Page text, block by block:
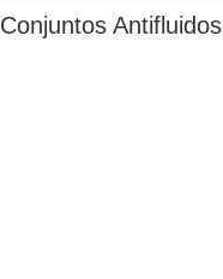
Conjuntos Antifluidos